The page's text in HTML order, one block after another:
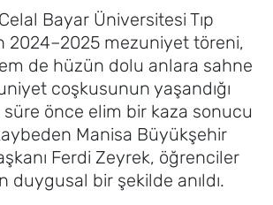
Bayar Üniversitesi Tıp
2024–2025 mezuniyet töreni,
de hüzün dolu anlara sahne
coşkusunun yaşandığı
süre önce elim bir kaza sonucu
Manisa Büyükşehir
Ferdi Zeyrek, öğrenciler
duygusal bir şekilde anıldı.
Haberleri